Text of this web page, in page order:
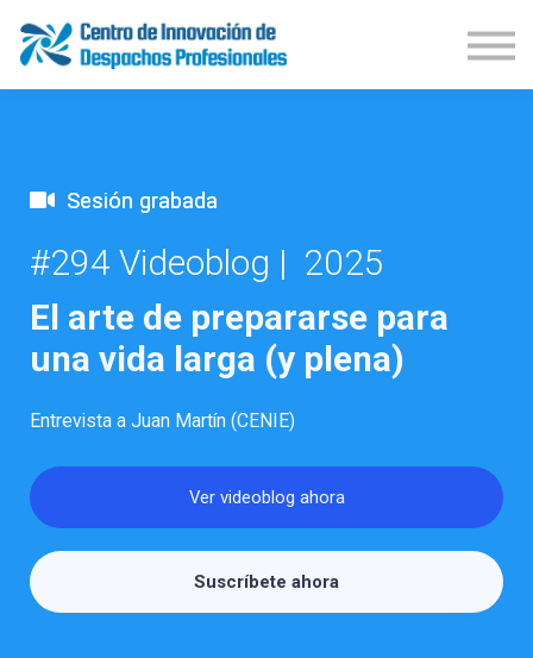
Demos Productos
Congresos
Publicaciones
Sesión grabada
#294 Videoblog | 2025
El arte de prepararse para
una vida larga (y plena)
Entrevista a Juan Martín (CENIE)
Ver videoblog ahora
Suscríbete ahora